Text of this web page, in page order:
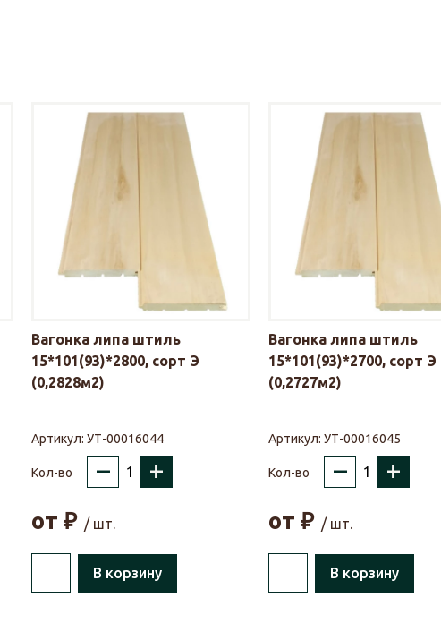
Вагонка липа штиль
15*101(93)*2800, сорт Э
(0,2828м2)
Артикул: УТ-00016044
Кол-во – +
от ₽ / шт.
В корзину
Вагонка липа штиль
15*101(93)*2700, сорт Э
(0,2727м2)
Артикул: УТ-00016045
Кол-во – +
от ₽ / шт.
В корзину